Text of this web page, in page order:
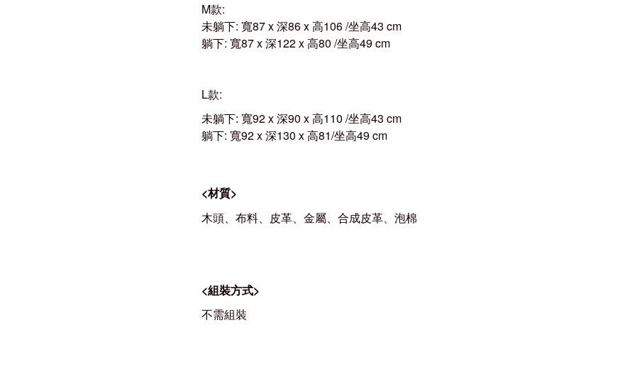
M款:
未躺下: 寬87 x深86 x高106 /坐高43 cm
躺下: 寬87 x深122 x高80 /坐高49 cm
L款:
未躺下: 寬92x深90 x高110 /坐高43 cm
躺下: 寬92x深130 x高81/坐高49 cm
<材質>
木頭、布料、皮革、金屬、合成皮革、泡棉
<組裝方式>
不需組裝